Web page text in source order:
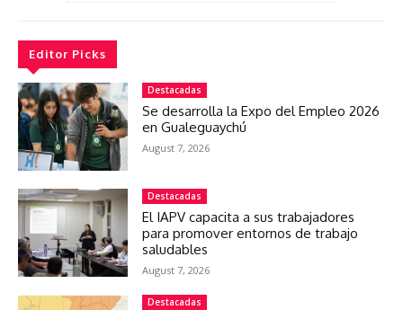
Editor Picks
Destacadas
Se desarrolla la Expo del Empleo 2026
en Gualeguaychú
August 7, 2026
Destacadas
El IAPV capacita a sus trabajadores
para promover entornos de trabajo
saludables
August 7, 2026
Destacadas